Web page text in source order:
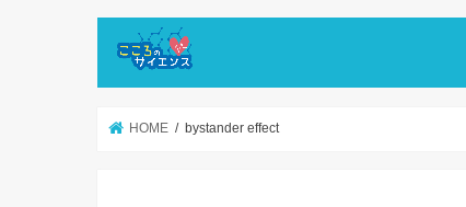
HOME bystander effect